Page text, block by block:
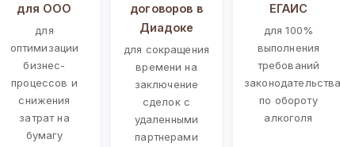
для ООО
для
оптимизации
бизнес-
процессов и
снижения
затрат на
бумагу
договоров в
Диадоке
для сокращения
времени на
заключение
сделок с
удаленными
партнерами
ЕГАИС
для 100%
выполнения
требований
законодательства
по обороту
алкоголя